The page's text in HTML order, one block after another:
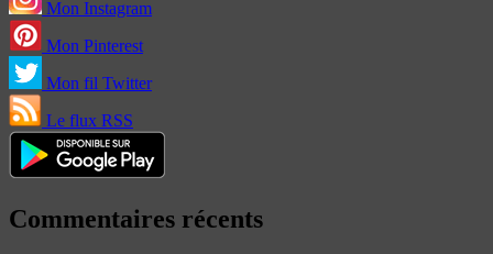
Mon Instagram
Mon Pinterest
Mon fil Twitter
Le flux RSS
Commentaires récents